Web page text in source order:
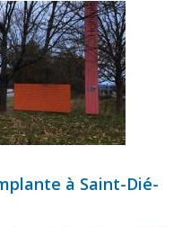
à Saint-Dié-